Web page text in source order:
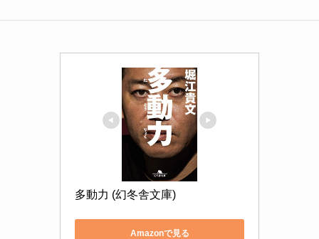
多動力 (幻冬舎文庫)
Amazonで見る